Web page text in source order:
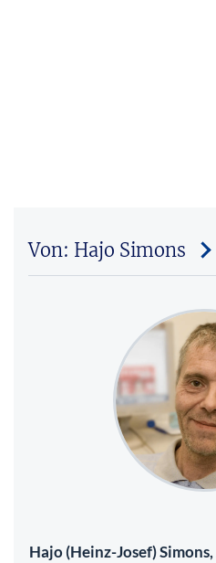
Von: Hajo Simons
Hajo (Heinz-Josef) Simons,